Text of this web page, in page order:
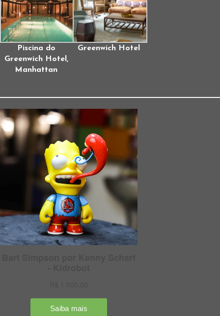
Piscina do
Greenwich Hotel,
Manhattan
Greenwich Hotel